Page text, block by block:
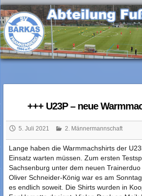
Skip
to
content
SV Barkas Abt.
+++ U23P – neue
5. Juli 2021 2. Männermannschaft
Lange haben die Warmmachshirts der
Einsatz warten müssen. Zum ersten
Sachsenburg unter dem neuen
Oliver Schneider-König war es am
es endlich soweit. Die Shirts wurden in